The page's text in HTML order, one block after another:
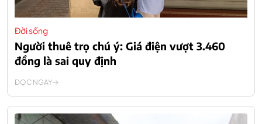
Đời sống
Người thuê trọ chú ý: Giá điện vượt 3.460
đồng là sai quy định
ĐỌC NGAY